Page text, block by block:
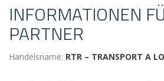
INFORMATIONEN
PARTNER
Handelsname: RTR – TRANSPORT A